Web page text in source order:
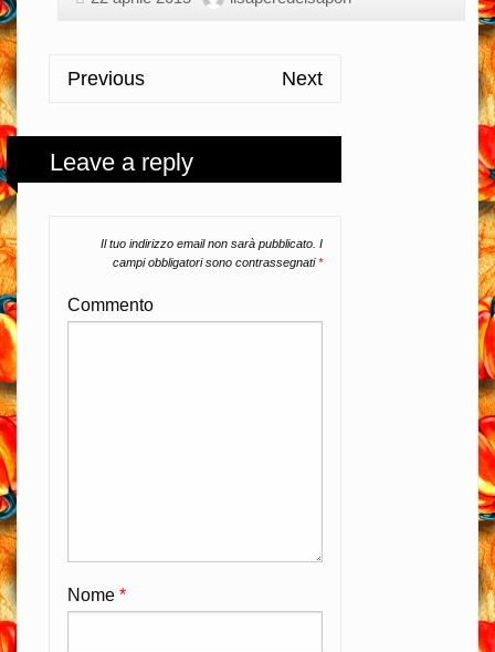
Previous Next
Leave a reply
Il tuo indirizzo email non sarà pubblicato. I
campi obbligatori sono contrassegnati*
Commento
Nome *